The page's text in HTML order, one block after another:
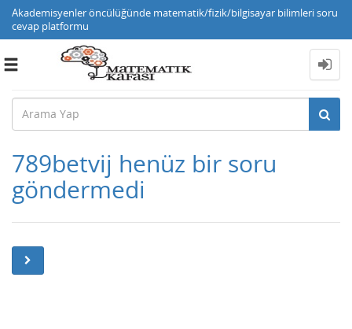
Akademisyenler öncülüğünde matematik/fizik/bilgisayar bilimleri soru
cevap platformu
Toggle
789betvij henüz bir soru
göndermedi